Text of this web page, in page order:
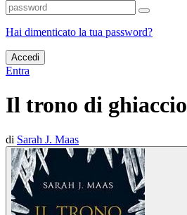
Hai dimenticato la tua password?
Accedi
Entra
Il trono di ghiaccio
di Sarah J. Maas